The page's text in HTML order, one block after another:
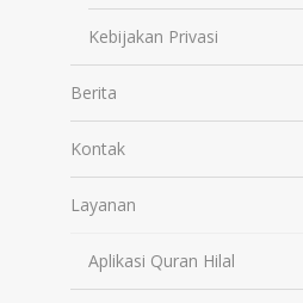
Kebijakan Privasi
Berita
Kontak
Layanan
Aplikasi Quran Hilal